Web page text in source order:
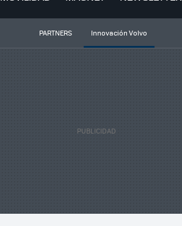
PARTNERS Innovación Volvo